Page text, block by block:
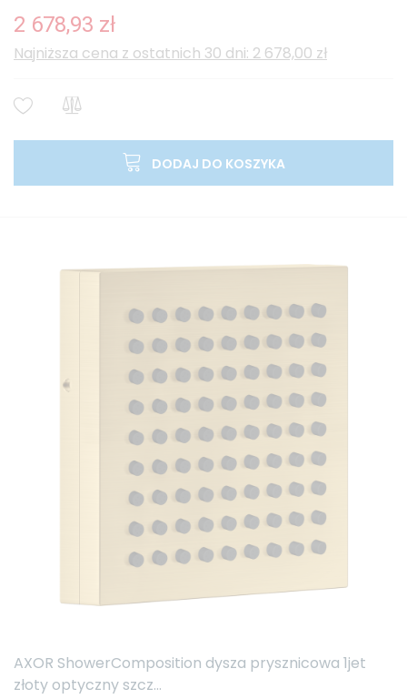
2 678,93 zł
Najniższa cena z ostatnich 30 dni: 2 678,00 zł
DODAJ DO KOSZYKA
AXOR ShowerComposition dysza prysznicowa 1jet
złoty optyczny szcz...